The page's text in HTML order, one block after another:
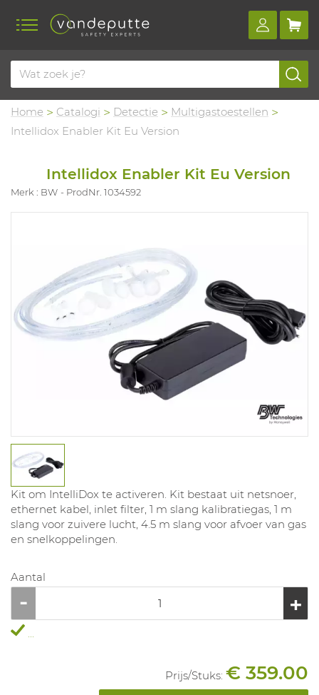
Home Catalogi Detectie
Multigastoestellen
Intellidox Enabler Kit Eu Version
Intellidox Enabler Kit Eu Version
Merk : BW ProdNr. 1034592
Kit om IntelliDox te activeren. Kit bestaat uit netsnoer,
ethernet kabel, inlet filter, 1 m slang kalibratiegas, 1 m
slang voor zuivere lucht, 4.5 m slang voor afvoer van gas
en snelkoppelingen.
Aantal
...
Prijs/Stuks: € 359.00